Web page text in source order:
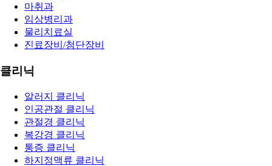
마취과
임상병리과
물리치료실
진료장비/첨단장비
클리닉
알러지 클리닉
인공관절 클리닉
관절경 클리닉
복강경 클리닉
통증 클리닉
하지정맥류 클리닉